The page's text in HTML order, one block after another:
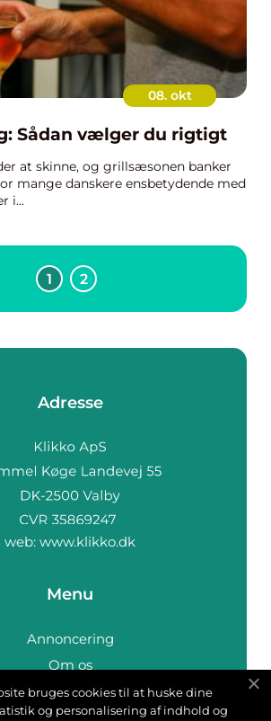
08. okt
Sådan vælger du rigtigt
at skinne, og grillsæsonen banker
mange danskere ensbetydende med
i...
1 2
Adresse
web: www.klikko.dk
Menu
Annoncering
Om os
Cookies
Kontakt os
bruges cookies til at huske dine
og personalisering af indhold og